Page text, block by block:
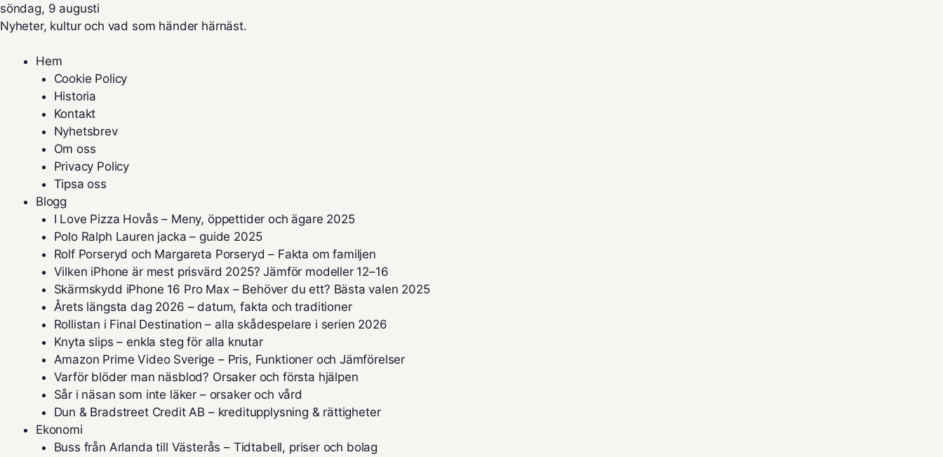
söndag, 9 augusti
Nyheter, kultur och vad som händer härnäst.
Hem
Cookie Policy
Historia
Kontakt
Nyhetsbrev
Om oss
Privacy Policy
Tipsa oss
Blogg
I Love Pizza Hovås – Meny, öppettider och ägare 2025
Polo Ralph Lauren jacka – guide 2025
Rolf Porseryd och Margareta Porseryd – Fakta om familjen
Vilken iPhone är mest prisvärd 2025? Jämför modeller 12–16
Skärmskydd iPhone 16 Pro Max – Behöver du ett? Bästa valen 2025
Årets längsta dag 2026 – datum, fakta och traditioner
Rollistan i Final Destination – alla skådespelare i serien 2026
Knyta slips – enkla steg för alla knutar
Amazon Prime Video Sverige – Pris, Funktioner och Jämförelser
Varför blöder man näsblod? Orsaker och första hjälpen
Sår i näsan som inte läker – orsaker och vård
Dun & Bradstreet Credit AB – kreditupplysning & rättigheter
Ekonomi
Buss från Arlanda till Västerås – Tidtabell, priser och bolag